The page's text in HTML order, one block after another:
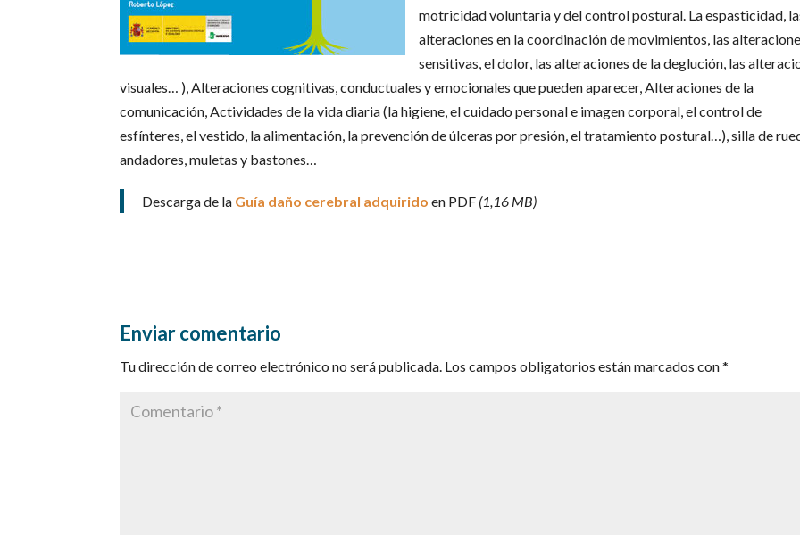
motricidad voluntaria y del control postural. La espasticidad,
alteraciones en la coordinación de movimientos, las
sensitivas, el dolor, las alteraciones de la deglución, las
visuales… ), Alteraciones cognitivas, conductuales y emocionales que pueden aparecer, Alteraciones de la
comunicación, Actividades de la vida diaria (la higiene, el cuidado personal e imagen corporal, el control de
esfínteres, el vestido, la alimentación, la prevención de úlceras por presión, el tratamiento postural…), silla de
andadores, muletas y bastones…
Descarga de la Guía daño cerebral adquirido en PDF (1,16 MB)
Enviar comentario
Tu dirección de correo electrónico no será publicada. Los campos obligatorios están marcados con*